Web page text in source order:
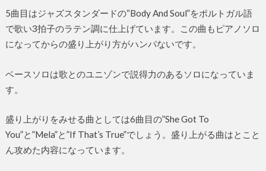
5曲目はジャズスタンダードの“Body And Soul”をポルトガル語
で歌い3拍子のラテン調に仕上げています。この曲もピアノソロ
になってからの盛り上がり方がハンパないです。
ベースソロは歌とのユニゾンで説得力のあるソロになっていま
す。
盛り上がりをみせる曲としては6曲目の”She Got To
You”と”Mela”と”If That’s True”でしょう。盛り上がる曲はとこと
ん攻めた内容になっています。